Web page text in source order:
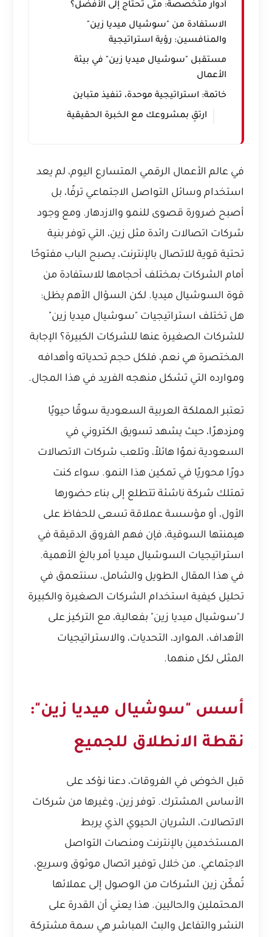
أدوار متخصصة: متى تحتاج إلى الأفضل؟
الاستفادة من "سوشيال ميديا زين"
والمنافسين: رؤية استراتيجية
مستقبل "سوشيال ميديا زين" في بيئة
الأعمال
خاتمة: استراتيجية موحدة، تنفيذ متباين
ارتقِ بمشروعك مع الخبرة الحقيقية
في عالم الأعمال الرقمي المتسارع اليوم، لم يعد
استخدام وسائل التواصل الاجتماعي ترفًا، بل
أصبح ضرورة قصوى للنمو والازدهار. ومع وجود
شركات اتصالات رائدة مثل زين، التي توفر بنية
تحتية قوية للاتصال بالإنترنت، يصبح الباب مفتوحًا
أمام الشركات بمختلف أحجامها للاستفادة من
قوة السوشيال ميديا. لكن السؤال الأهم يظل:
هل تختلف استراتيجيات "سوشيال ميديا زين"
للشركات الصغيرة عنها للشركات الكبيرة؟ الإجابة
المختصرة هي نعم، فلكل حجم تحدياته وأهدافه
وموارده التي تشكل منهجه الفريد في هذا المجال.
تعتبر المملكة العربية السعودية سوقًا حيويًا
ومزدهرًا، حيث يشهد تسويق الكتروني في
السعودية نموًا هائلاً، وتلعب شركات الاتصالات
دورًا محوريًا في تمكين هذا النمو. سواء كنت
تمتلك شركة ناشئة تتطلع إلى بناء حضورها
الأول، أو مؤسسة عملاقة تسعى للحفاظ على
هيمنتها السوقية، فإن فهم الفروق الدقيقة في
استراتيجيات السوشيال ميديا أمر بالغ الأهمية.
في هذا المقال الطويل والشامل، سنتعمق في
تحليل كيفية استخدام الشركات الصغيرة والكبيرة
لـ"سوشيال ميديا زين" بفعالية، مع التركيز على
الأهداف، الموارد، التحديات، والاستراتيجيات
المثلى لكل منهما.
أسس "سوشيال ميديا زين":
نقطة الانطلاق للجميع
قبل الخوض في الفروقات، دعنا نؤكد على
الأساس المشترك. توفر زين، وغيرها من شركات
الاتصالات، الشريان الحيوي الذي يربط
المستخدمين بالإنترنت ومنصات التواصل
الاجتماعي. من خلال توفير اتصال موثوق وسريع،
تُمكّن زين الشركات من الوصول إلى عملائها
المحتملين والحاليين. هذا يعني أن القدرة على
النشر والتفاعل والبث المباشر هي سمة مشتركة